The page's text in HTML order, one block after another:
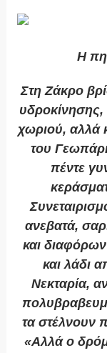
Η
Στη Ζάκρο
χωριού, αλλά
του
πέντε
ανεβατά,
και
και λάδι
Νεκταρία,
τα στέλνουν
«Αλλά ο